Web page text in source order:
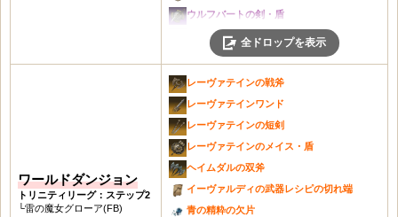
ヘイムダルの双斧
アールヴの世界樹の兜
イーヴァルディの武器レシピの切れ端
ウルフバートの剣・盾
ウルフバートの魔法球
ウルフバートの弓
ウルフバートの杖
ウルフバートのハープ
ウルフバートの槍・盾
エイトリの首飾り
アンドヴァリの武器レシピの切れ端
シラカバの剣・盾
シラカバの魔法球
全ドロップを表示
ワールドダンジョン
トリニティリーグ：ステップ2
└雷の魔女グローア(FB)
レーヴァテインの戦斧
レーヴァテインワンド
レーヴァテインの短剣
レーヴァテインのメイス・盾
ヘイムダルの双斧
イーヴァルディの武器レシピの切れ端
青の精粋の欠片